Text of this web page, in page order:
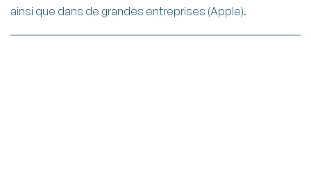
ainsi que dans de grandes entreprises (Apple).